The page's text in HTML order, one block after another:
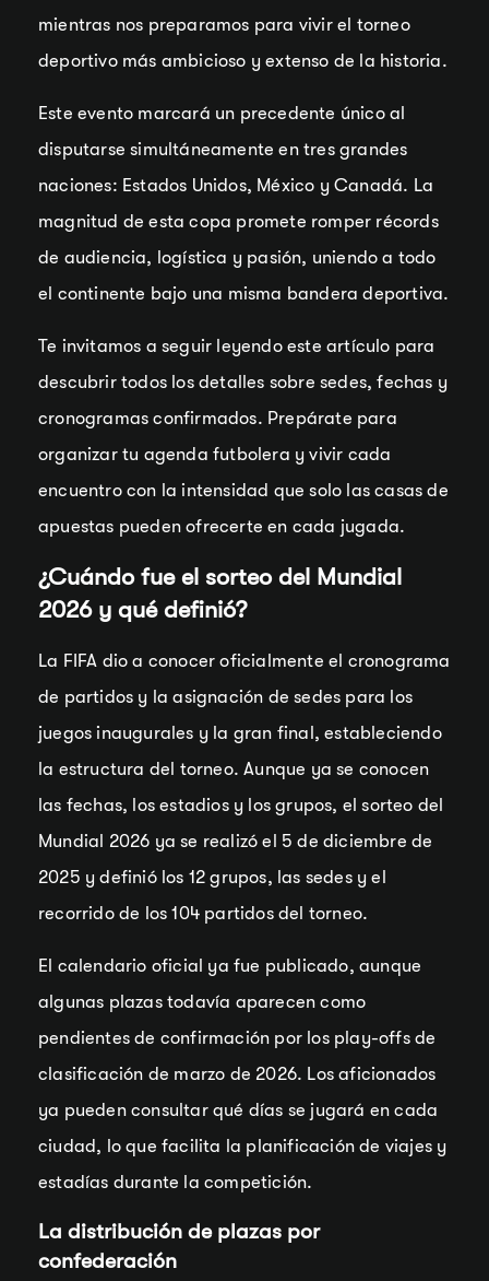
mientras nos preparamos para vivir el torneo
deportivo más ambicioso y extenso de la historia.
Este evento marcará un precedente único al
disputarse simultáneamente en tres grandes
naciones: Estados Unidos, México y Canadá. La
magnitud de esta copa promete romper récords
de audiencia, logística y pasión, uniendo a todo
el continente bajo una misma bandera deportiva.
Te invitamos a seguir leyendo este artículo para
descubrir todos los detalles sobre sedes, fechas y
cronogramas confirmados. Prepárate para
organizar tu agenda futbolera y vivir cada
encuentro con la intensidad que solo las casas de
apuestas pueden ofrecerte en cada jugada.
¿Cuándo fue el sorteo del Mundial
2026 y qué definió?
La FIFA dio a conocer oficialmente el cronograma
de partidos y la asignación de sedes para los
juegos inaugurales y la gran final, estableciendo
la estructura del torneo. Aunque ya se conocen
las fechas, los estadios y los grupos, el sorteo del
Mundial 2026 ya se realizó el 5 de diciembre de
2025 y definió los 12 grupos, las sedes y el
recorrido de los 104 partidos del torneo.
El calendario oficial ya fue publicado, aunque
algunas plazas todavía aparecen como
pendientes de confirmación por los play-offs de
clasificación de marzo de 2026. Los aficionados
ya pueden consultar qué días se jugará en cada
ciudad, lo que facilita la planificación de viajes y
estadías durante la competición.
La distribución de plazas por
confederación